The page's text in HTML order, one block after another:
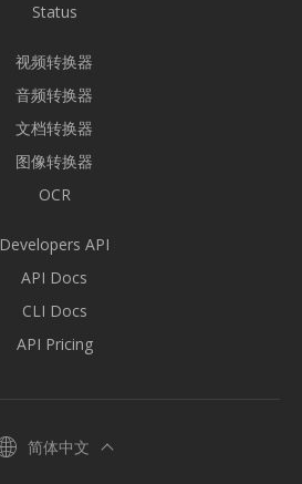
Status
视频转换器
音频转换器
文档转换器
图像转换器
OCR
Developers API
API Docs
CLI Docs
API Pricing
简体中文